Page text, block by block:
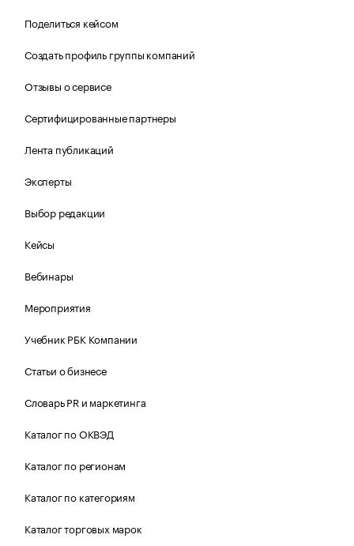
Поделиться кейсом
Создать профиль группы компаний
Отзывы о сервисе
Сертифицированные партнеры
Лента публикаций
Эксперты
Выбор редакции
Кейсы
Вебинары
Мероприятия
Учебник РБК Компании
Статьи о бизнесе
Словарь PR и маркетинга
Каталог по ОКВЭД
Каталог по регионам
Каталог по категориям
Каталог торговых марок